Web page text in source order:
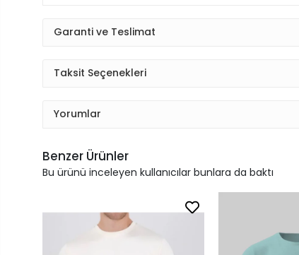
Garanti ve Teslimat
Taksit Seçenekleri
Yorumlar
Benzer Ürünler
Bu ürünü inceleyen kullanıcılar bunlara da baktı